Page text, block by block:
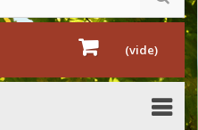
(vide)